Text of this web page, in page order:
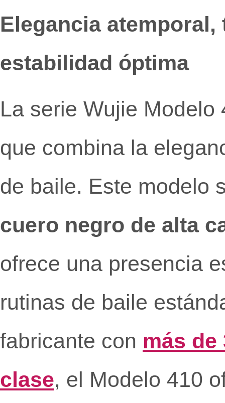
Elegancia
estabilidad óptima
La serie Wujie
que combina la
de baile. Este modelo
cuero negro de alta
ofrece una presencia
rutinas de baile
fabricante con más de
clase, el Modelo 410